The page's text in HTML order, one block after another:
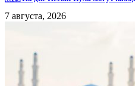
7 августа, 2026